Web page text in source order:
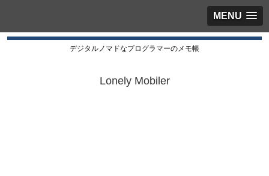
MENU
デジタルノマドなプログラマーのメモ帳
Lonely Mobiler